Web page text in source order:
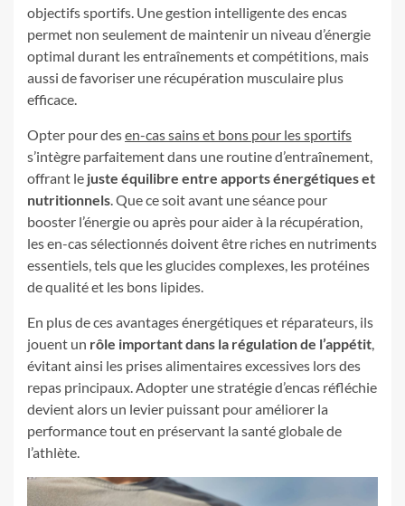
objectifs sportifs. Une gestion intelligente des encas
permet non seulement de maintenir un niveau d’énergie
optimal durant les entraînements et compétitions, mais
aussi de favoriser une récupération musculaire plus
efficace.
Opter pour desen-cas sains et bons pour les sportifs
s’intègre parfaitement dans une routine d’entraînement,
offrant le juste équilibre entre apports énergétiques et
nutritionnels . Que ce soit avant une séance pour
booster l’énergie ou après pour aider à la récupération,
les en-cas sélectionnés doivent être riches en nutriments
essentiels, tels que les glucides complexes, les protéines
de qualité et les bons lipides.
En plus de ces avantages énergétiques et réparateurs, ils
jouent un rôle important dans la régulation de l’appétit
évitant ainsi les prises alimentaires excessives lors des
repas principaux. Adopter une stratégie d’encas réfléchie
devient alors un levier puissant pour améliorer la
performance tout en préservant la santé globale de
l’athlète.